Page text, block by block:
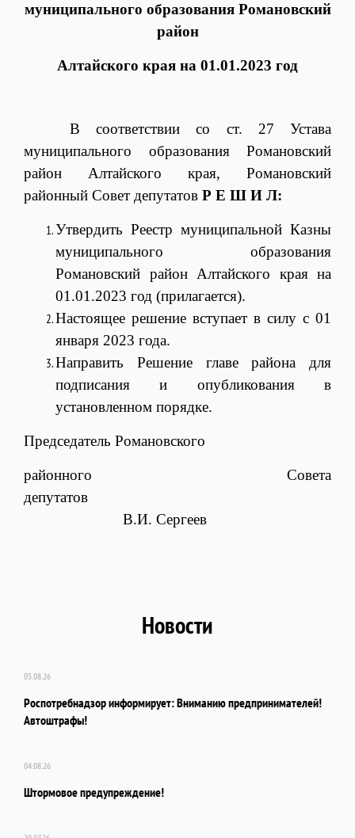
муниципального образования Романовский
район
Алтайского края на 01.01.2023 год
В соответствии со ст. 27 Устава
муниципального образования Романовский
район Алтайского края, Романовский
районный Совет депутатов Р Е Ш И Л:
Утвердить Реестр муниципальной Казны
муниципального образования
Романовский район Алтайского края на
01.01.2023 год (прилагается).
Настоящее решение вступает в силу с 01
января 2023 года.
Направить Решение главе района для
подписания и опубликования в
установленном порядке.
Председатель Романовского
районного Совета
депутатов
В.И. Сергеев
Новости
05.08.26
Роспотребнадзор информирует: Вниманию предпринимателей!
Автоштрафы!
04.08.26
Штормовое предупреждение!